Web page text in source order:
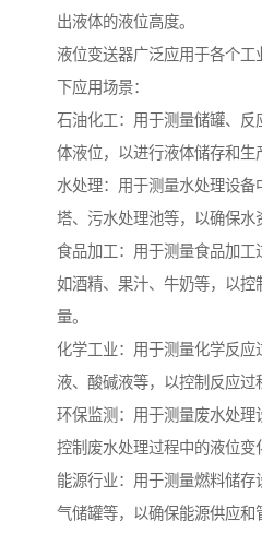
出液体的液位高度。
液位变送器广泛应用于各个
下应用场景：
石油化工：用于测量储罐、
体液位，以进行液体储存和生
水处理：用于测量水处理设备
塔、污水处理池等，以确保水
食品加工：用于测量食品加工
如酒精、果汁、牛奶等，以
量。
化学工业：用于测量化学反
液、酸碱液等，以控制反应过
环保监测：用于测量废水处理
控制废水处理过程中的液位变
能源行业：用于测量燃料储存
气储罐等，以确保能源供应和